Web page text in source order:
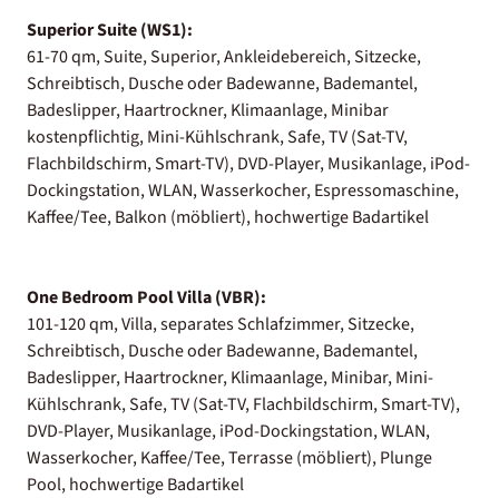
Superior Suite (WS1):
61-70 qm, Suite, Superior, Ankleidebereich, Sitzecke,
Schreibtisch, Dusche oder Badewanne, Bademantel,
Badeslipper, Haartrockner, Klimaanlage, Minibar
kostenpflichtig, Mini-Kühlschrank, Safe, TV (Sat-TV,
Flachbildschirm, Smart-TV), DVD-Player, Musikanlage, iPod-
Dockingstation, WLAN, Wasserkocher, Espressomaschine,
Kaffee/Tee, Balkon (möbliert), hochwertige Badartikel
One Bedroom Pool Villa (VBR):
101-120 qm, Villa, separates Schlafzimmer, Sitzecke,
Schreibtisch, Dusche oder Badewanne, Bademantel,
Badeslipper, Haartrockner, Klimaanlage, Minibar, Mini-
Kühlschrank, Safe, TV (Sat-TV, Flachbildschirm, Smart-TV),
DVD-Player, Musikanlage, iPod-Dockingstation, WLAN,
Wasserkocher, Kaffee/Tee, Terrasse (möbliert), Plunge
Pool, hochwertige Badartikel